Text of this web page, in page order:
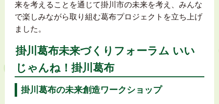
来を考えることを通じて掛川市の未来を考え、みんな
で楽しみながら取り組む葛布プロジェクトを立ち上げ
ました。
掛川葛布未来づくりフォーラム いい
じゃんね！掛川葛布
掛川葛布の未来創造ワークショップ